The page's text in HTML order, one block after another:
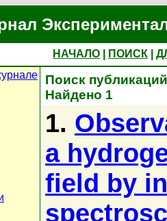
НАЧАЛО ПОИСК
Поиск
Найдено 1
1.
a
field by